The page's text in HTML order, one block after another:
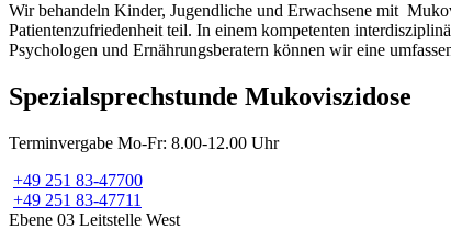
Wir behandeln Kinder, Jugendliche und Erwachsene mit
Patientenzufriedenheit teil. In einem kompetenten
Psychologen und Ernährungsberatern können wir eine
Spezialsprechstunde Mukoviszidose
Terminvergabe Mo-Fr: 8.00-12.00 Uhr
+49 251 83-47700
+49 251 83-47711
Ebene 03 Leitstelle West